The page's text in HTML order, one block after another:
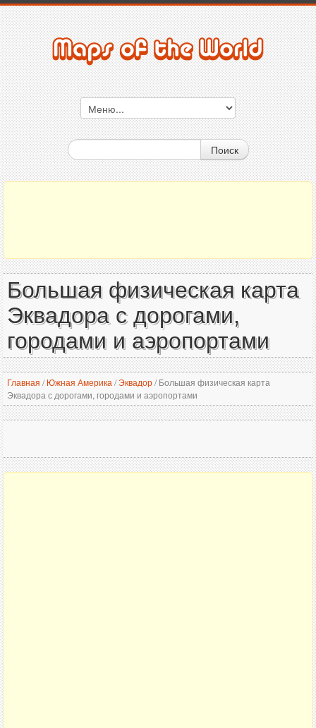
Поиск
Большая физическая карта
Эквадора с дорогами,
городами и аэропортами
Главная / Южная Америка /Эквадор/Большая физическая карта
Эквадора с дорогами, городами и аэропортами